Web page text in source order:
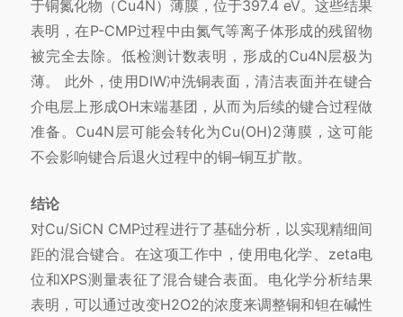
于铜氮化物（Cu4N）薄膜，位于397.4 eV。这些结果
表明，在P-CMP过程中由氮气等离子体形成的残留物
被完全去除。低检测计数表明，形成的Cu4N层极为
薄。 此外，使用DIW冲洗铜表面，清洁表面并在键合
介电层上形成OH末端基团，从而为后续的键合过程做
准备。Cu4N层可能会转化为Cu(OH)2薄膜，这可能
不会影响键合后退火过程中的铜–铜互扩散。
结论
对Cu/SiCN CMP过程进行了基础分析，以实现精细间
距的混合键合。在这项工作中，使用电化学、zeta电
位和XPS测量表征了混合键合表面。电化学分析结果
表明，可以通过改变H2O2的浓度来调整铜和钽在碱性